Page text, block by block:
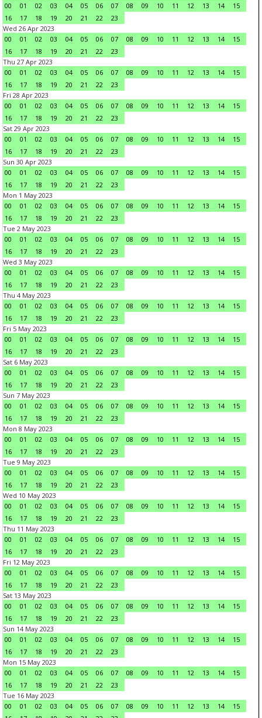
00
01 02 03 04 05 06 07 08 09 10 11 12 13 14
15
16
17 18 19 20 21 22
23
Wed 26 Apr 2023
00
01 02 03 04 05 06 07 08 09 10 11 12 13 14
15
16
17 18 19 20 21 22
23
Thu 27 Apr 2023
00
01 02 03 04 05 06 07 08 09 10 11 12 13 14
15
16
17 18 19 20 21 22
23
Fri 28 Apr 2023
00
01 02 03 04 05 06 07 08 09 10 11 12 13 14
15
16
17 18 19 20 21 22
23
Sat 29 Apr 2023
00
01 02 03 04 05 06 07 08 09 10 11 12 13 14
15
16
17 18 19 20 21 22
23
Sun 30 Apr 2023
00
01 02 03 04 05 06 07 08 09 10 11 12 13 14
15
16
17 18 19 20 21 22
23
Mon 1 May 2023
00
01 02 03 04 05 06 07 08 09 10 11 12 13 14
15
16
17 18 19 20 21 22
23
Tue 2 May 2023
00
01 02 03 04 05 06 07 08 09 10 11 12 13 14
15
16
17 18 19 20 21 22
23
Wed 3 May 2023
00
01 02 03 04 05 06 07 08 09 10 11 12 13 14
15
16
17 18 19 20 21 22
23
Thu 4 May 2023
00
01 02 03 04 05 06 07 08 09 10 11 12 13 14
15
16
17 18 19 20 21 22
23
Fri 5 May 2023
00
01 02 03 04 05 06 07 08 09 10 11 12 13 14
15
16
17 18 19 20 21 22
23
Sat 6 May 2023
00
01 02 03 04 05 06 07 08 09 10 11 12 13 14
15
16
17 18 19 20 21 22
23
Sun 7 May 2023
00
01 02 03 04 05 06 07 08 09 10 11 12 13 14
15
16
17 18 19 20 21 22
23
Mon 8 May 2023
00
01 02 03 04 05 06 07 08 09 10 11 12 13 14
15
16
17 18 19 20 21 22
23
Tue 9 May 2023
00
01 02 03 04 05 06 07 08 09 10 11 12 13 14
15
16
17 18 19 20 21 22
23
Wed 10 May 2023
00
01 02 03 04 05 06 07 08 09 10 11 12 13 14
15
16
17 18 19 20 21 22
23
Thu 11 May 2023
00
01 02 03 04 05 06 07 08 09 10 11 12 13 14
15
16
17 18 19 20 21 22
23
Fri 12 May 2023
00
01 02 03 04 05 06 07 08 09 10 11 12 13 14
15
16
17 18 19 20 21 22
23
Sat 13 May 2023
00
01 02 03 04 05 06 07 08 09 10 11 12 13 14
15
16
17 18 19 20 21 22
23
Sun 14 May 2023
00
01 02 03 04 05 06 07 08 09 10 11 12 13 14
15
16
17 18 19 20 21 22
23
Mon 15 May 2023
00
01 02 03 04 05 06 07 08 09 10 11 12 13 14
15
16
17 18 19 20 21 22
23
Tue 16 May 2023
00
01 02 03 04 05 06 07 08 09 10 11 12 13 14
15